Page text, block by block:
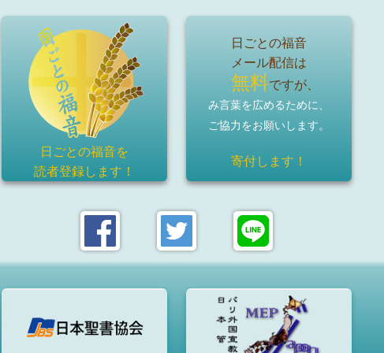
日ごとの福音を
読者登録します！
日ごとの福音
メール配信は
無料ですが、
み言葉を広めるために、
ご協力をお願いします。
寄付します！